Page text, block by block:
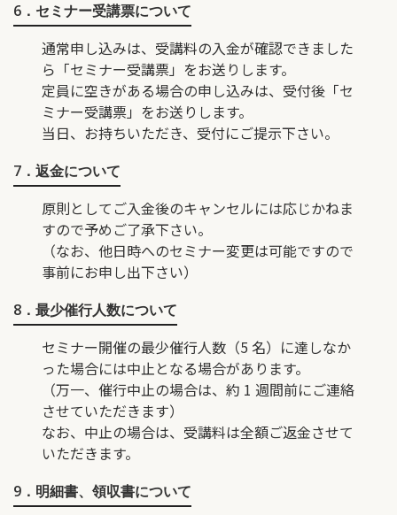
6．セミナー受講票について
通常申し込みは、受講料の入金が確認できました
ら「セミナー受講票」をお送りします。
定員に空きがある場合の申し込みは、受付後「セ
ミナー受講票」をお送りします。
当日、お持ちいただき、受付にご提示下さい。
7．返金について
原則としてご入金後のキャンセルには応じかねま
すので予めご了承下さい。
（なお、他日時へのセミナー変更は可能ですので
事前にお申し出下さい）
8．最少催行人数について
セミナー開催の最少催行人数（5 名）に達しなか
った場合には中止となる場合があります。
（万一、催行中止の場合は、約 1 週間前にご連絡
させていただきます）
なお、中止の場合は、受講料は全額ご返金させて
いただきます。
9．明細書、領収書について